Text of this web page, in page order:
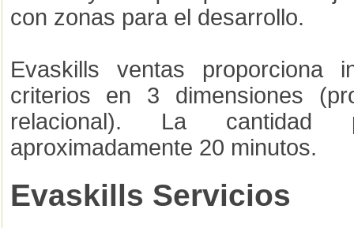
con zonas para el desarrollo.
Evaskills ventas proporciona
criterios en 3 dimensiones
relacional). La
aproximadamente 20 minutos.
Evaskills Servicios